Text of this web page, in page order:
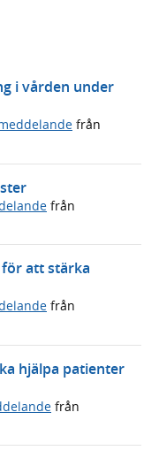
i vården under
från
från
att stärka
från
hjälpa patienter
från